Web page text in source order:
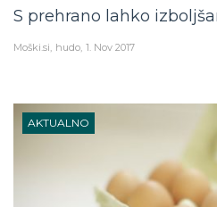
S prehrano lahko
Moški.si hudo 1. Nov 2017
AKTUALNO